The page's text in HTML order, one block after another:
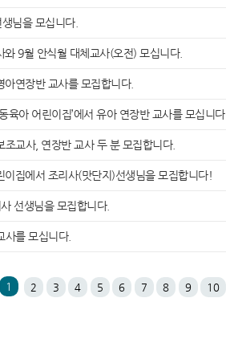
님을 모십니다.
9월 안식월 대체교사(오전) 모십니다.
연장반 교사를 모집합니다.
육아 어린이집’에서 유아 연장반 교사를 모십니다.
교사, 연장반 교사 두 분 모집합니다.
집에서 조리사(맛단지)선생님을 모집합니다!
선생님을 모집합니다.
사를 모십니다.
1 2 3 4 5 6 7 8 9 10